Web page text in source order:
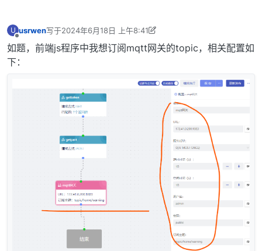
U usrwen写于2024年6月18日 上午8:41
最后由 usrwen 编辑 2024年6月18日 下午4:57
如题，前端js程序中我想订阅mqtt网关的topic，相关配置如
下：